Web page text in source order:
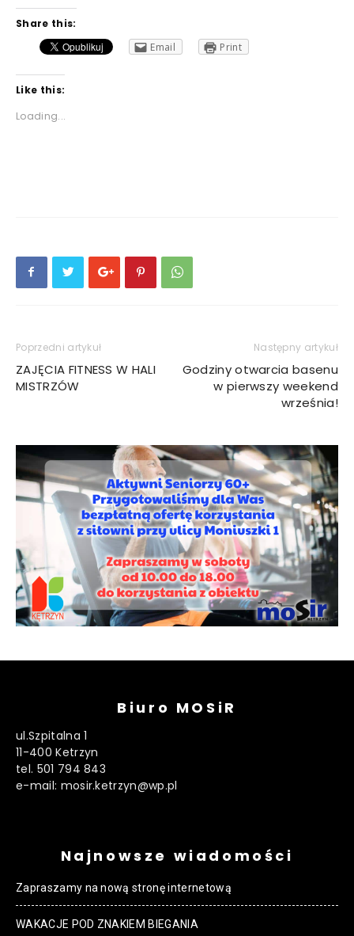
Share this:
Email
Print
Like this:
Loading...
Poprzedni artykuł
ZAJĘCIA FITNESS W HALI
MISTRZÓW
Następny artykuł
Godziny otwarcia basenu
w pierwszy weekend
września!
Biuro MOSiR
ul.Szpitalna 1
11-400 Ketrzyn
tel. 501 794 843
e-mail: mosir.ketrzyn@wp.pl
Najnowsze wiadomości
Zapraszamy na nową stronę internetową
WAKACJE POD ZNAKIEM BIEGANIA